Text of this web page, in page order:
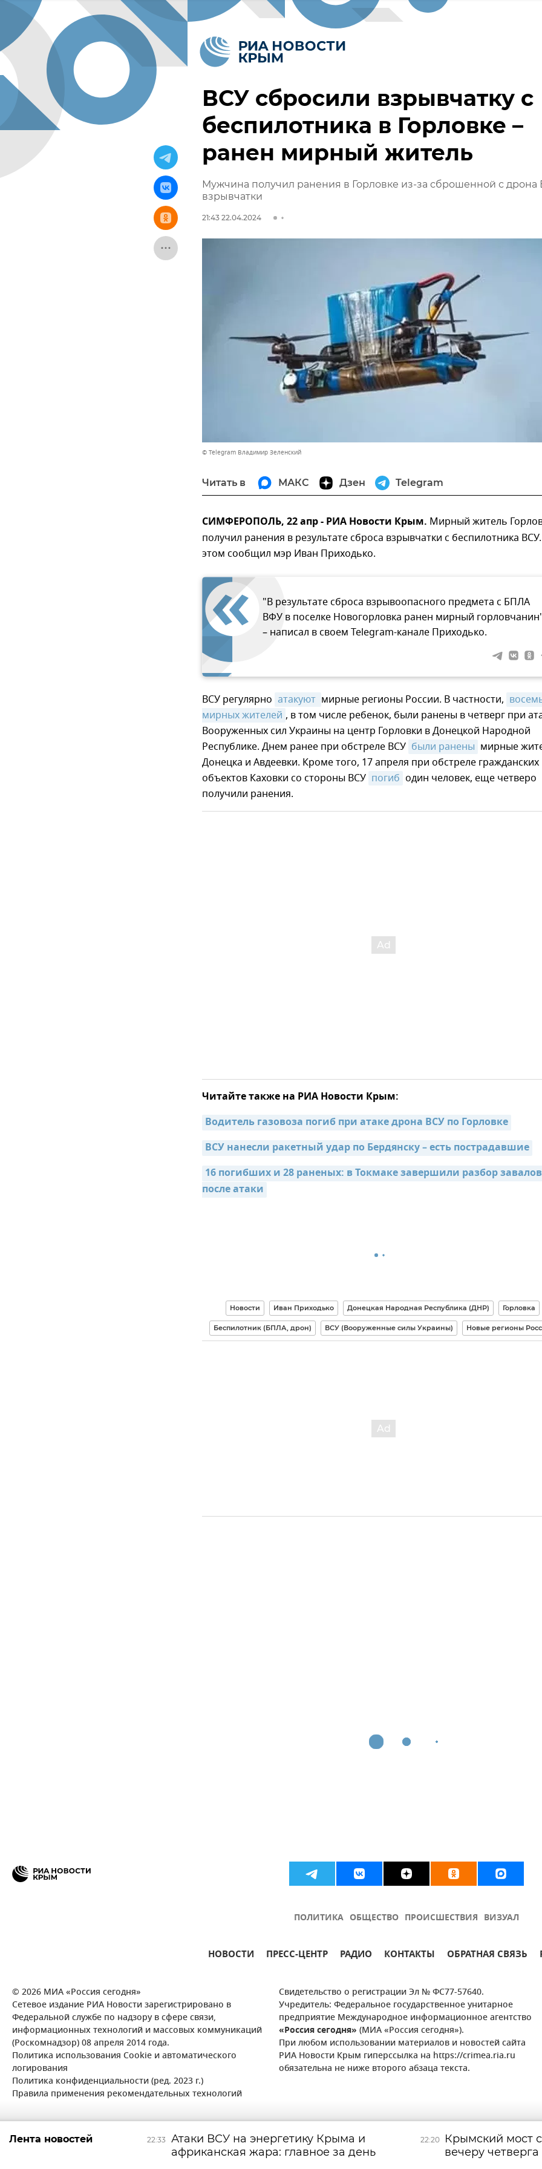
ВСУ сбросили взрывчатку с
беспилотника в Горловке –
ранен мирный житель
Мужчина получил ранения в Горловке из-за сброшенной с дрона
взрывчатки
21:43 22.04.2024
© Telegram Владимир Зеленский
Читать в МАКС Дзен Telegram
СИМФЕРОПОЛЬ, 22 апр - РИА Новости Крым. Мирный житель
получил ранения в результате сброса взрывчатки с беспилотника
этом сообщил мэр Иван Приходько.
"В результате сброса взрывоопасного предмета с БПЛА
ВФУ в поселке Новогорловка ранен мирный
– написал в своем Telegram-канале Приходько.
ВСУ регулярно атакуют мирные регионы России. В частности,
мирных жителей , в том числе ребенок, были ранены в четверг при
Вооруженных сил Украины на центр Горловки в Донецкой Народной
Республике. Днем ранее при обстреле ВСУ были ранены мирные
Донецка и Авдеевки. Кроме того, 17 апреля при обстреле гражданских
объектов Каховки со стороны ВСУ погиб один человек, еще четверо
получили ранения.
Читайте также на РИА Новости Крым:
Водитель газовоза погиб при атаке дрона ВСУ по Горловке
ВСУ нанесли ракетный удар по Бердянску – есть пострадавшие
16 погибших и 28 раненых: в Токмаке завершили разбор завалов
после атаки
Новости Иван Приходько Донецкая Народная Республика (ДНР) Горловка
Беспилотник (БПЛА, дрон) ВСУ (Вооруженные силы Украины) Новые регионы
ПОЛИТИКА ОБЩЕСТВО ПРОИСШЕСТВИЯ ВИЗУАЛ
НОВОСТИ ПРЕСС-ЦЕНТР РАДИО КОНТАКТЫ ОБРАТНАЯ СВЯЗЬ
© 2026 МИА «Россия сегодня»
Сетевое издание РИА Новости зарегистрировано в
Федеральной службе по надзору в сфере связи,
информационных технологий и массовых коммуникаций
(Роскомнадзор) 08 апреля 2014 года.
Политика использования Cookie и автоматического
логирования
Политика конфиденциальности (ред. 2023 г.)
Правила применения рекомендательных технологий
Свидетельство о регистрации Эл № ФС77-57640.
Учредитель: Федеральное государственное унитарное
предприятие Международное информационное агентство
«Россия сегодня» (МИА «Россия сегодня»).
При любом использовании материалов и новостей сайта
РИА Новости Крым гиперссылка на https://crimea.ria.ru
обязательна не ниже второго абзаца текста.
22:33
Атаки ВСУ на энергетику Крыма и
африканская жара: главное за день
22:20
Крымский мост
вечеру четверга
Лента новостей